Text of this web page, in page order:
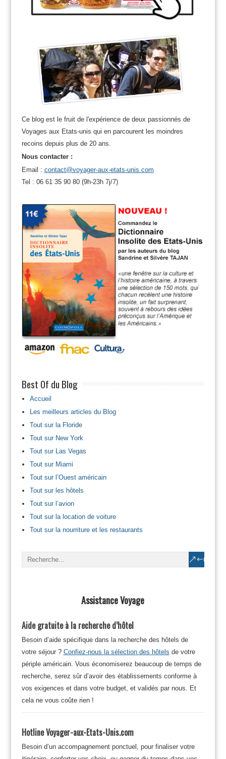
Ce blog est le fruit de l'expérience de deux passionnés de
Voyages aux Etats-unis qui en parcourent les moindres
recoins depuis plus de 20 ans.
Nous contacter :
Email : contact@voyager-aux-etats-unis.com
Tel : 06 61 35 90 80 (9h-23h 7j/7)
Best Of du Blog
Accueil
Les meilleurs articles du Blog
Tout sur la Floride
Tout sur New York
Tout sur Las Vegas
Tout sur Miami
Tout sur l’Ouest américain
Tout sur les hôtels
Tout sur l’avion
Tout sur la location de voiture
Tout sur la nourriture et les restaurants
Assistance Voyage
Aide gratuite à la recherche d’hôtel
Besoin d’aide spécifique dans la recherche des hôtels de
votre séjour ? Confiez-nous la sélection des hôtels de votre
périple américain. Vous économiserez beaucoup de temps de
recherche, serez sûr d’avoir des établissements conforme à
vos exigences et dans votre budget, et validés par nous. Et
cela ne vous coûte rien !
Hotline Voyager-aux-Etats-Unis.com
Besoin d’un accompagnement ponctuel, pour finaliser votre